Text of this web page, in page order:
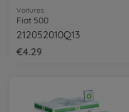
Voitures
Fiat 500
212052010Q13
€4.29